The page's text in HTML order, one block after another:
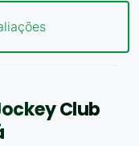
Club